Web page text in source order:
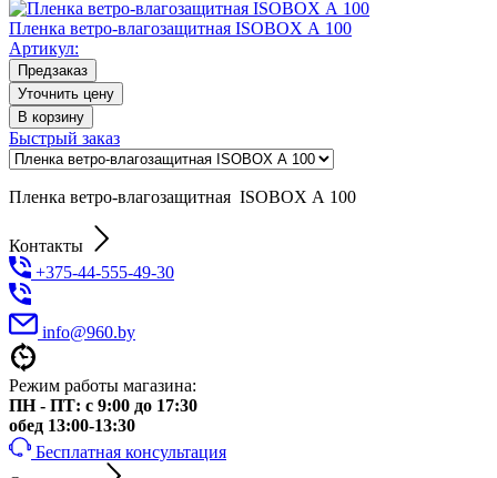
Пленка ветро-влагозащитная ISOBOX А 100
Артикул:
Предзаказ
Уточнить цену
В корзину
Быстрый заказ
Пленка ветро-влагозащитная ISOBOX А 100
Контакты
+375-44-555-49-30
info@960.by
Режим работы магазина:
ПН - ПТ: с 9:00 до 17:30
обед 13:00-13:30
Бесплатная консультация